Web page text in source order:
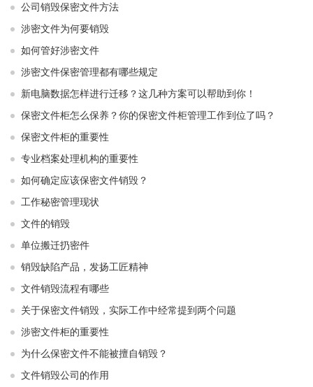
公司销毁保密文件方法
涉密文件为何要销毁
如何管好涉密文件
涉密文件保密管理都有哪些规定
新电脑数据怎样进行迁移？这几种方案可以帮助到你！
保密文件柜怎么保养？你的保密文件柜管理工作到位了吗？
保密文件柜的重要性
专业档案处理机构的重要性
如何确定应该保密文件销毁？
工作秘密管理现状
文件的销毁
单位搬迁扔密件
销毁缺陷产品，发扬工匠精神
文件销毁流程有哪些
关于保密文件销毁，实际工作中经常提到两个问题
涉密文件柜的重要性
为什么保密文件不能被擅自销毁？
文件销毁公司的作用